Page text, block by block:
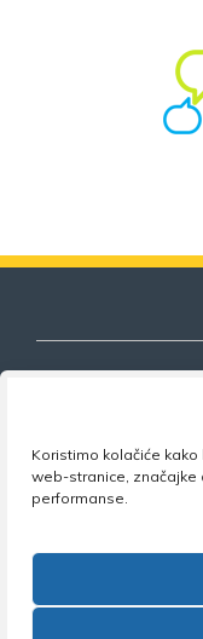
Koristimo kolačiće
web-stranice, značajke
performanse.
Nezavisni
obrazovanja
Zagreb •Tel: +385